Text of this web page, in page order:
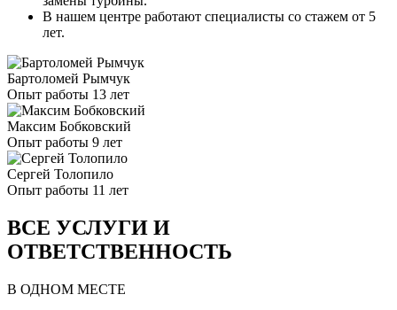
В нашем центре работают специалисты со стажем от 5
лет.
Бартоломей Рымчук
Опыт работы 13 лет
Максим Бобковский
Опыт работы 9 лет
Сергей Толопило
Опыт работы 11 лет
ВСЕ УСЛУГИ И
ОТВЕТСТВЕННОСТЬ
В ОДНОМ МЕСТЕ